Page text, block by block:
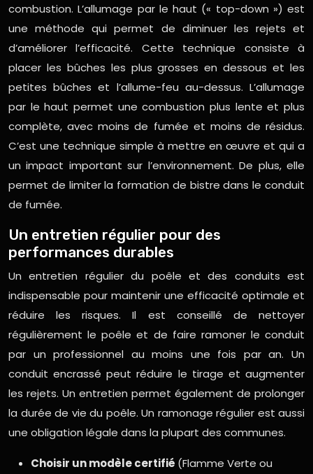
combustion. L’allumage par le haut (« top-down ») est
une méthode qui permet de diminuer les rejets et
d’améliorer l’efficacité. Cette technique consiste à
placer les bûches les plus grosses en dessous et les
petites bûches et l’allume-feu au-dessus. L’allumage
par le haut permet une combustion plus lente et plus
complète, avec moins de fumée et moins de résidus.
C’est une technique simple à mettre en œuvre et qui a
un impact important sur l’environnement. De plus, elle
permet de limiter la formation de bistre dans le conduit
de fumée.
Un entretien régulier pour des
performances durables
Un entretien régulier du poêle et des conduits est
indispensable pour maintenir une efficacité optimale et
réduire les risques. Il est conseillé de nettoyer
régulièrement le poêle et de faire ramoner le conduit
par un professionnel au moins une fois par an. Un
conduit encrassé peut réduire le tirage et augmenter
les rejets. Un entretien permet également de prolonger
la durée de vie du poêle. Un ramonage régulier est aussi
une obligation légale dans la plupart des communes.
Choisir un modèle certifié (Flamme Verte ou